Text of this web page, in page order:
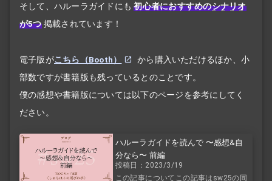
そして、ハルーラガイドにも 初心者におすすめのシナリオ
が5つ 掲載されています！
電子版がこちら（Booth）
から購入いただけるほか、小
部数ですが書籍版も残っているとのことです。
僕の感想や書籍版については以下のページを参考にしてく
ださい。
ハルーラガイドを読んで 〜感想&自
分なら〜 前編
投稿日：2023/3/19
この記事についてこの記事はsw25の同